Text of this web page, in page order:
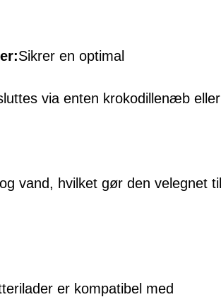
Sikrer en optimal
via enten krokodillenæb eller
vand, hvilket gør den velegnet til
er kompatibel med